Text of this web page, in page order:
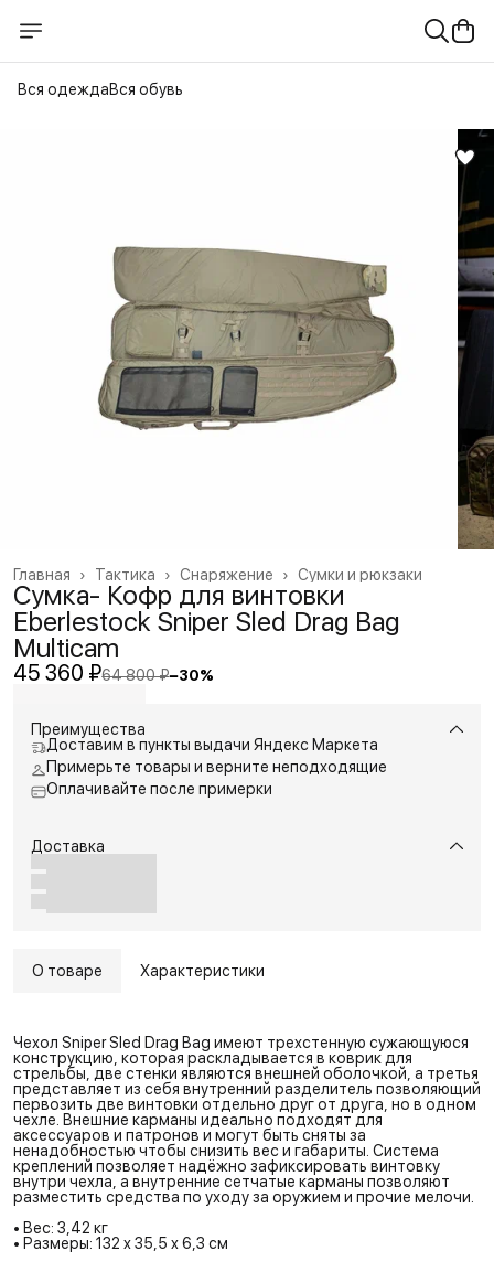
Вся одеждаВся обувь
Сумки и рюкзаки
Снаряжение ›
Тактика ›
Главная ›
Сумка- Кофр для винтовки
Eberlestock Sniper Sled Drag Bag
Multicam
45 360 ₽64 800 ₽−30%
Преимущества
Доставим в пункты выдачи Яндекс Маркета
Примерьте товары и верните неподходящие
Оплачивайте после примерки
Доставка
О товаре Характеристики
Чехол Sniper Sled Drag Bag имеют трехстенную сужающуюся
конструкцию, которая раскладывается в коврик для
стрельбы, две стенки являются внешней оболочкой, а третья
представляет из себя внутренний разделитель позволяющий
первозить две винтовки отдельно друг от друга, но в одном
чехле. Внешние карманы идеально подходят для
аксессуаров и патронов и могут быть сняты за
ненадобностью чтобы снизить вес и габариты. Система
креплений позволяет надёжно зафиксировать винтовку
внутри чехла, а внутренние сетчатые карманы позволяют
разместить средства по уходу за оружием и прочие мелочи.
• Вес: 3,42 кг
• Размеры: 132 x 35,5 x 6,3 см